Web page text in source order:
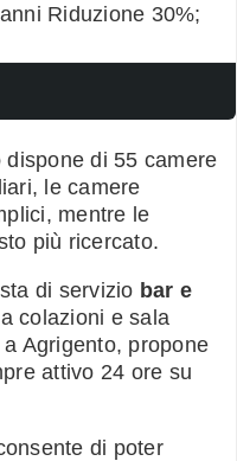
Riduzione 30%;
dispone di 55 camere
le camere
mentre le
più ricercato.
di servizio bar e
colazioni e sala
Agrigento, propone
attivo 24 ore su
di poter